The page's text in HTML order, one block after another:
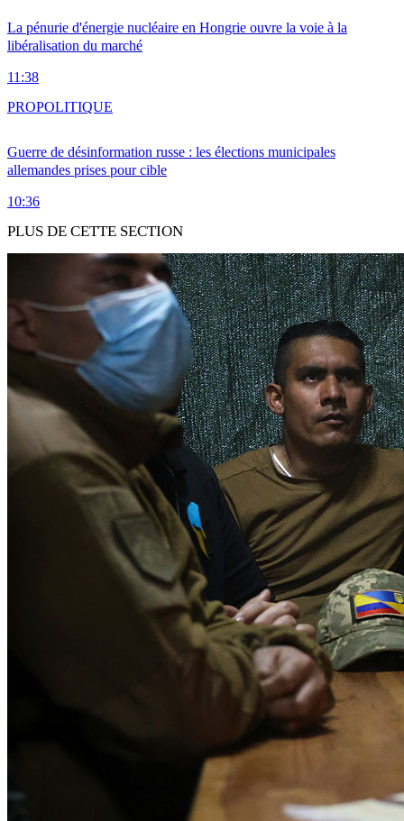
La pénurie d'énergie nucléaire en Hongrie ouvre la voie à la
libéralisation du marché
11:38
Guerre de désinformation russe : les élections municipales
allemandes prises pour cible
10:36
PROPOLITIQUE
PLUS DE CETTE SECTION